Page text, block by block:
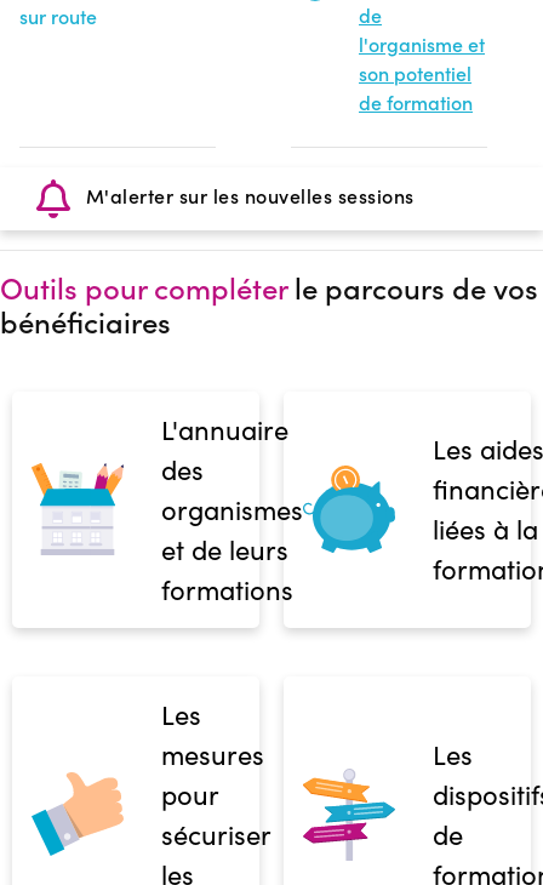
sur route
de
l'organisme et
son potentiel
de formation
M'alerter sur les nouvelles sessions
Outils pour compléterle parcours de vos
bénéficiaires
L'annuaire
des
organismes
et de leurs
formations
Les aides
liées à la
Les
mesures
pour
sécuriser
les
Les
de